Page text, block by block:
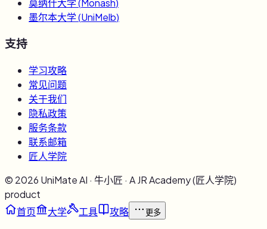
莫纳什大学(Monash)
墨尔本大学(UniMelb)
支持
学习攻略
常见问题
关于我们
隐私政策
服务条款
联系邮箱
匠人学院
© 2026 UniMate AI · 牛小匠 · A JR Academy (匠人学院)
product
首页
大学 工具 攻略 更多